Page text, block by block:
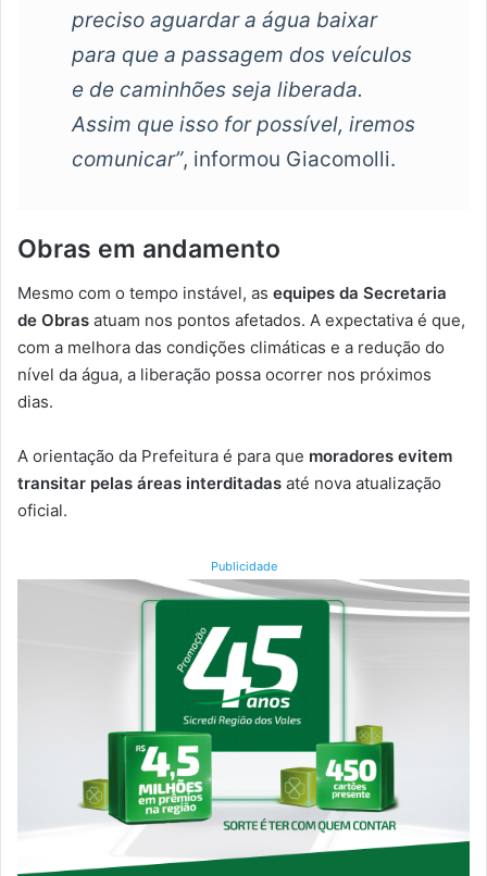
preciso aguardar a água baixar
para que a passagem dos veículos
e de caminhões seja liberada.
Assim que isso for possível, iremos
comunicar”, informou Giacomolli.
Obras em andamento
Mesmo com o tempo instável, as equipes da Secretaria
de Obras atuam nos pontos afetados. A expectativa é que,
com a melhora das condições climáticas e a redução do
nível da água, a liberação possa ocorrer nos próximos
dias.
A orientação da Prefeitura é para que moradores evitem
transitar pelas áreas interditadas até nova atualização
oficial.
Publicidade